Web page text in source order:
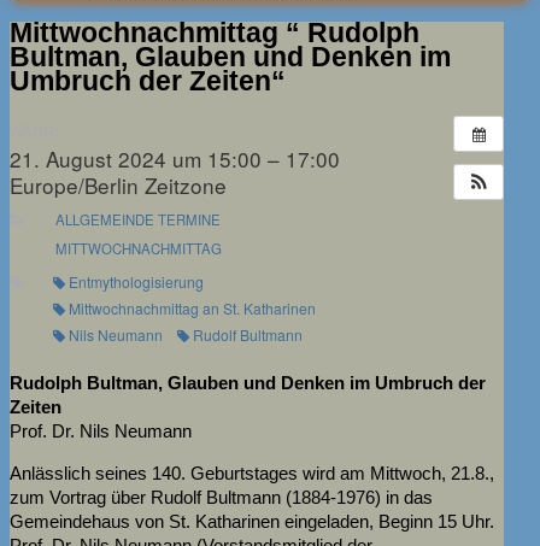
Mittwochnachmittag “ Rudolph
Bultman, Glauben und Denken im
Umbruch der Zeiten“
21. August 2024 um 15:00 – 17:00
Europe/Berlin Zeitzone
ALLGEMEINDE TERMINE
MITTWOCHNACHMITTAG
Entmythologisierung
Mittwochnachmittag an St. Katharinen
Nils Neumann
Rudolf Bultmann
Rudolph Bultman, Glauben und Denken im Umbruch der
Zeiten
Prof. Dr. Nils Neumann
Anlässlich seines 140. Geburtstages wird am Mittwoch, 21.8.,
zum Vortrag über Rudolf Bultmann (1884-1976) in das
Gemeindehaus von St. Katharinen eingeladen, Beginn 15 Uhr.